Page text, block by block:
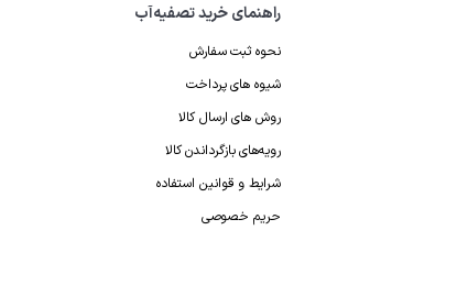
راهنمای خرید تصفیه‌آب
نحوه ثبت سفارش
شیوه های پرداخت
روش های ارسال کالا
رویه‌های بازگرداندن کالا
شرایط و قوانین استفاده
حریم خصوصی